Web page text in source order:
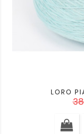
LORO